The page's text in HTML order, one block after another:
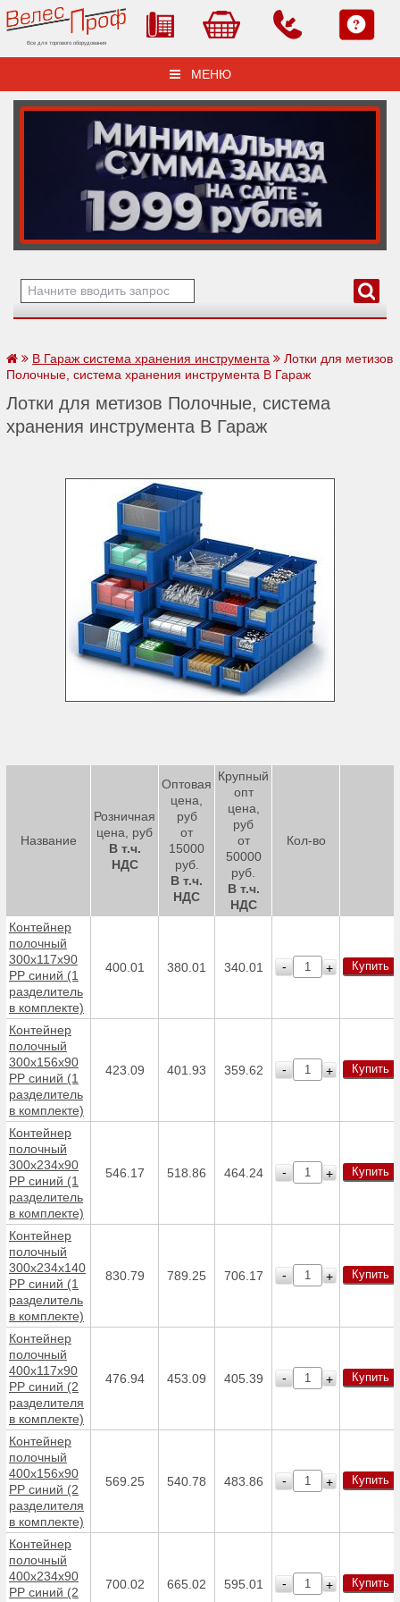
Все для торгового оборудования
МЕНЮ
В Гараж система хранения инструмента
Лотки для метизов
Полочные, система хранения инструмента В Гараж
Лотки для метизов Полочные, система
хранения инструмента В Гараж
Название
Розничная
цена, руб
В т.ч.
НДС
Оптовая
цена,
руб
от
15000
руб.
В т.ч.
НДС
Крупный
опт
цена,
руб
от
50000
руб.
В т.ч.
НДС
Кол-во
Контейнер
полочный
300х117х90
PP синий (1
разделитель
в комплекте)
400.01 380.01 340.01 - + Купить
Контейнер
полочный
300х156х90
PP синий (1
разделитель
в комплекте)
423.09 401.93 359.62 - + Купить
Контейнер
полочный
300х234х90
PP синий (1
разделитель
в комплекте)
546.17 518.86 464.24 - + Купить
Контейнер
полочный
300х234х140
PP синий (1
разделитель
в комплекте)
830.79 789.25 706.17 - + Купить
Контейнер
полочный
400х117х90
PP синий (2
разделителя
в комплекте)
476.94 453.09 405.39 - + Купить
Контейнер
полочный
400х156х90
PP синий (2
разделителя
в комплекте)
569.25 540.78 483.86 - + Купить
Контейнер
полочный
400х234х90
PP синий (2
700.02 665.02 595.01 - + Купить